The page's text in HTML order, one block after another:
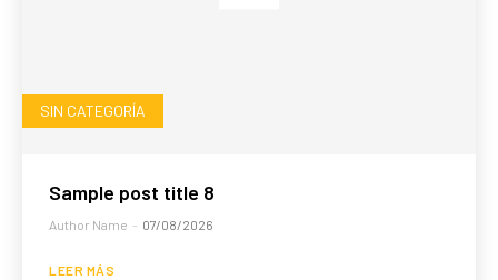
SIN CATEGORÍA
Sample post title 8
Author Name - 07/08/2026
LEER MÁS